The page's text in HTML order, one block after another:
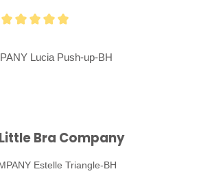
Lucia Push-up-BH
Bra Company